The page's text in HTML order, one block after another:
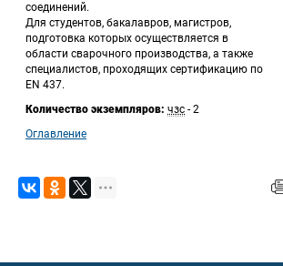
соединений.
Для студентов, бакалавров, магистров,
подготовка которых осуществляется в
области сварочного производства, а также
специалистов, проходящих сертификацию по
EN 437.
Количество экземпляров: чзс - 2
Оглавление